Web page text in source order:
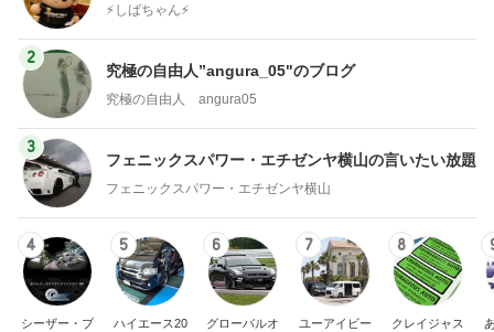
⚡️しばちゃん⚡️
2
究極の自由人”angura_05"のブログ
究極の自由人 angura05
3
フェニックスパワー・エチゼンヤ横山の言いたい放題
フェニックスパワー・エチゼンヤ横山
4
シーザー・ブ
5
ハイエース20
6
グローバルオ
7
ユーアイビー
8
クレイジャス